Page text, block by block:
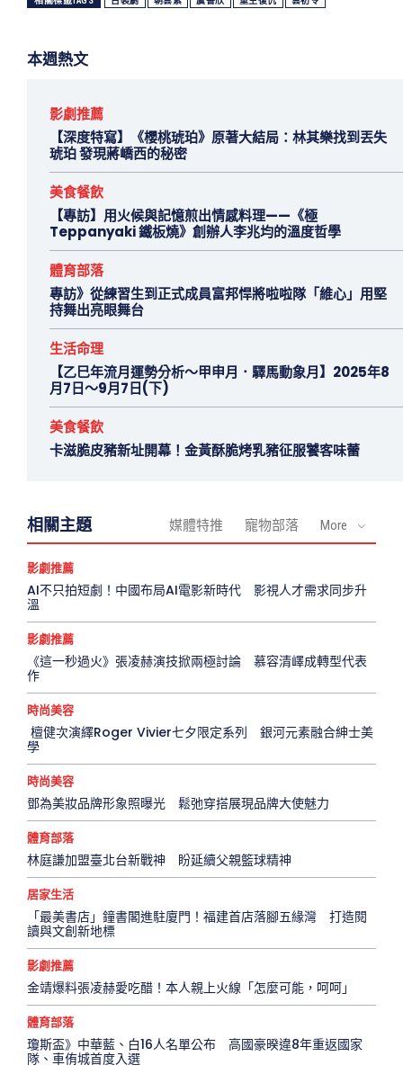
本週熱文
影劇推薦
【深度特寫】《櫻桃琥珀》原著大結局：林其樂找到丟失
琥珀 發現蔣嶠西的秘密
美食餐飲
【專訪】用火候與記憶煎出情感料理——《極
Teppanyaki 鐵板燒》創辦人李兆均的溫度哲學
體育部落
專訪》從練習生到正式成員富邦悍將啦啦隊「維心」用堅
持舞出亮眼舞台
生活命理
【乙巳年流月運勢分析～甲申月．驛馬動象月】2025年8
月7日～9月7日(下)
美食餐飲
卡滋脆皮豬新址開幕！金黃酥脆烤乳豬征服饕客味蕾
相關主題 媒體特推 寵物部落 More
影劇推薦
AI不只拍短劇！中國布局AI電影新時代 影視人才需求同步升
溫
影劇推薦
《這一秒過火》張凌赫演技掀兩極討論 慕容清嶧成轉型代表
作
時尚美容
檀健次演繹Roger Vivier七夕限定系列 銀河元素融合紳士美
學
時尚美容
鄧為美妝品牌形象照曝光 鬆弛穿搭展現品牌大使魅力
體育部落
林庭謙加盟臺北台新戰神 盼延續父親籃球精神
居家生活
「最美書店」鐘書閣進駐廈門！福建首店落腳五緣灣 打造閱
讀與文創新地標
影劇推薦
金靖爆料張凌赫愛吃醋！本人親上火線「怎麼可能，呵呵」
體育部落
瓊斯盃》中華藍、白16人名單公布 高國豪暌違8年重返國家
隊、車侑城首度入選